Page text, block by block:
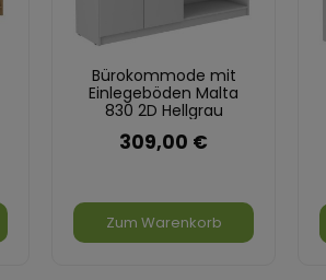
Bürokommode mit
Einlegeböden Malta
830 2D Hellgrau
309,00 €
Zum Warenkorb